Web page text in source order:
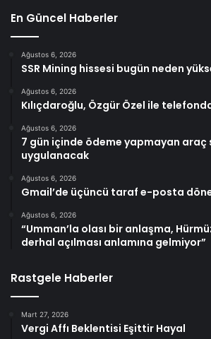
En Güncel Haberler
Ağustos 6, 2026
SSR Mining hissesi bugün neden
Ağustos 6, 2026
Kılıçdaroğlu, Özgür Özel ile
Ağustos 6, 2026
7 gün içinde ödeme yapmayan araç
uygulanacak
Ağustos 6, 2026
Gmail’de üçüncü taraf e-posta
Ağustos 6, 2026
“Umman’la olası bir anlaşma,
derhal açılması anlamına gelmiyor”
Rastgele Haberler
Mart 27, 2026
Vergi Affı Beklentisi Eşittir Hayal